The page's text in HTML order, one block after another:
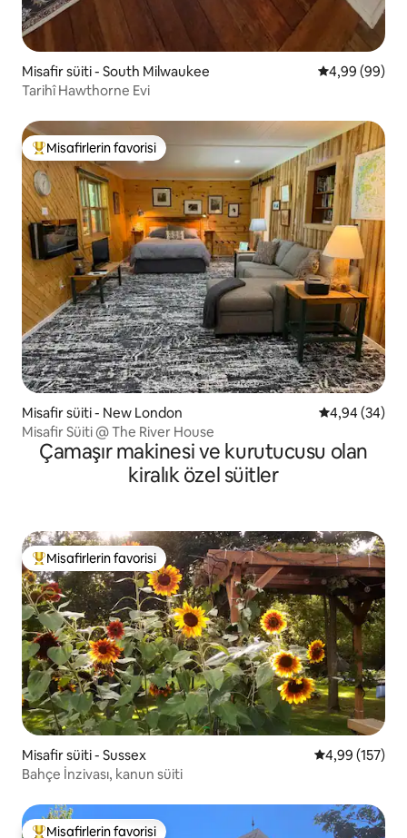
Misafir süiti - South Milwaukee 5 üzerinden
4,99 (99)
Tarihî Hawthorne Evi
Misafirlerin favorilerinden en beğenilenler arasında
Misafirlerin favorisi
Misafir süiti - New London 5 üzerinden
4,94 (34)
Misafir Süiti @ The River House
Çamaşır makinesi ve kurutucusu olan
kiralık özel süitler
Misafirlerin favorilerinden en beğenilenler arasında
Misafirlerin favorisi
Misafir süiti - Sussex 5 üzerinden
4,99 (157)
Bahçe İnzivası, kanun süiti
Misafirlerin favorisi